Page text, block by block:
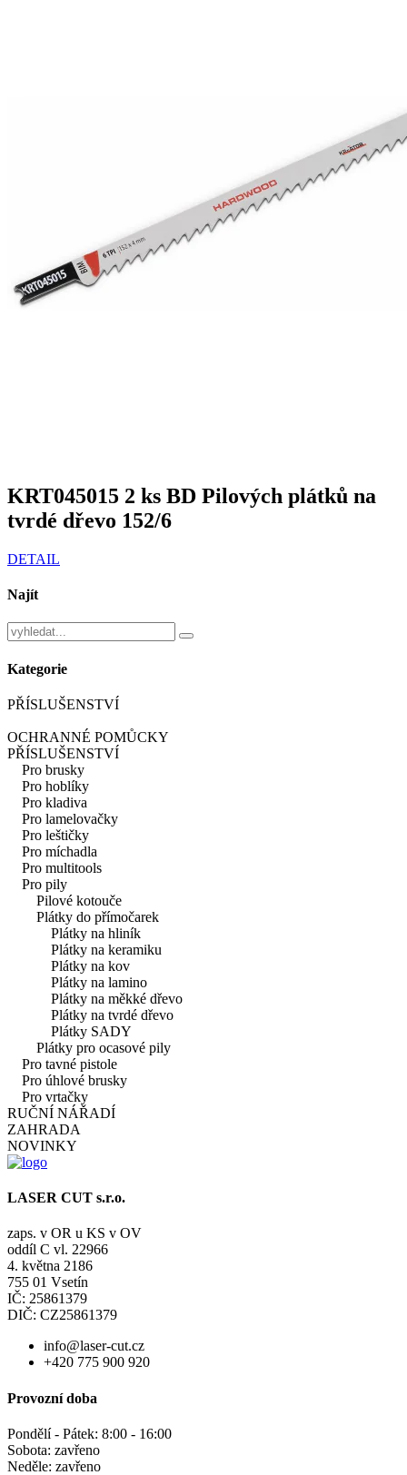
KRT045015 2 ks BD Pilových plátků na
tvrdé dřevo 152/6
DETAIL
Najít
Kategorie
PŘÍSLUŠENSTVÍ
OCHRANNÉ POMŮCKY
PŘÍSLUŠENSTVÍ
Pro brusky
Pro hoblíky
Pro kladiva
Pro lamelovačky
Pro leštičky
Pro míchadla
Pro multitools
Pro pily
Pilové kotouče
Plátky do přímočarek
Plátky na hliník
Plátky na keramiku
Plátky na kov
Plátky na lamino
Plátky na měkké dřevo
Plátky na tvrdé dřevo
Plátky SADY
Plátky pro ocasové pily
Pro tavné pistole
Pro úhlové brusky
Pro vrtačky
RUČNÍ NÁŘADÍ
ZAHRADA
NOVINKY
LASER CUT s.r.o.
zaps. v OR u KS v OV
oddíl C vl. 22966
4. května 2186
755 01 Vsetín
IČ: 25861379
DIČ: CZ25861379
info@laser-cut.cz
+420 775 900 920
Provozní doba
Pondělí - Pátek: 8:00 - 16:00
Sobota: zavřeno
Neděle: zavřeno